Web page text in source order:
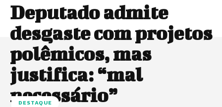
Deputado admite
desgaste com projetos
polêmicos, mas
justifica: “mal
necessário”
DESTAQUE